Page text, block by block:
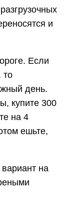
и
Если
то
день.
купите 300
на 4
ешьте,
на